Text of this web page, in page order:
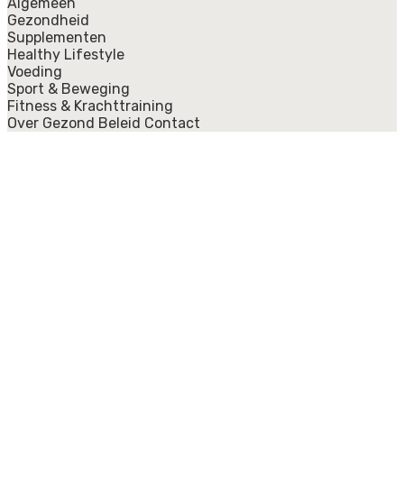
Gezondheid
Supplementen
Healthy Lifestyle
Voeding
Sport & Beweging
Fitness & Krachttraining
Over Gezond Beleid Contact